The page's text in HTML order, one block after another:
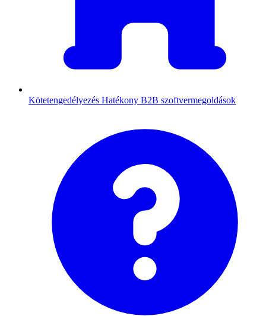
Kötetengedélyezés Hatékony B2B szoftvermegoldások